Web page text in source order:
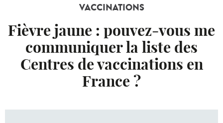
VACCINATIONS
Fièvre jaune : pouvez-vous me
communiquer la liste des
Centres de vaccinations en
France ?